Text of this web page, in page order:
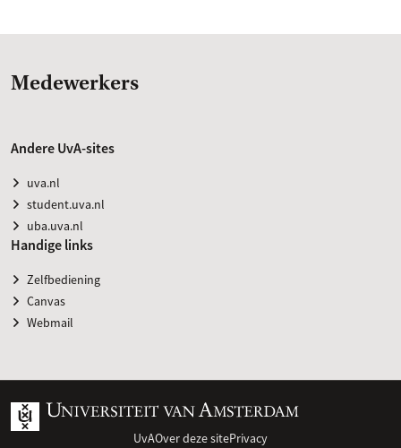
Medewerkers
Andere UvA-sites
uva.nl
student.uva.nl
uba.uva.nl
Handige links
Zelfbediening
Canvas
Webmail
UvAOver deze sitePrivacy